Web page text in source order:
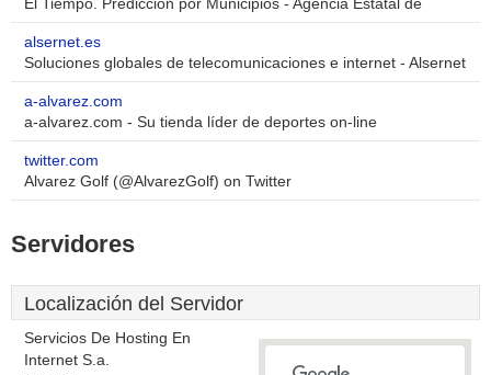
El Tiempo. Predicción por Municipios - Agencia Estatal de
alsernet.es
Soluciones globales de telecomunicaciones e internet - Alsernet
a-alvarez.com
a-alvarez.com - Su tienda líder de deportes on-line
twitter.com
Alvarez Golf (@AlvarezGolf) on Twitter
Servidores
Localización del Servidor
Servicios De Hosting En
Internet S.a.